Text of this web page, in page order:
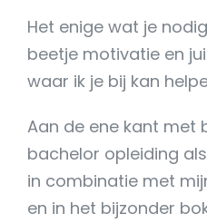
Het enige wat je
beetje motivatie en
waar ik je bij kan
Aan de ene kant met
bachelor opleiding
in combinatie met
en in het bijzonder